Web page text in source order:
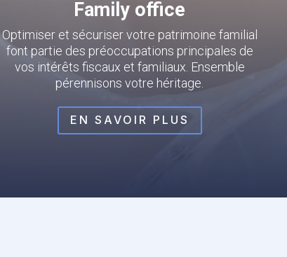
Family office
Optimiser et sécuriser votre patrimoine familial
font partie des préoccupations principales de
vos intérêts fiscaux et familiaux. Ensemble
pérennisons votre héritage.
EN SAVOIR PLUS